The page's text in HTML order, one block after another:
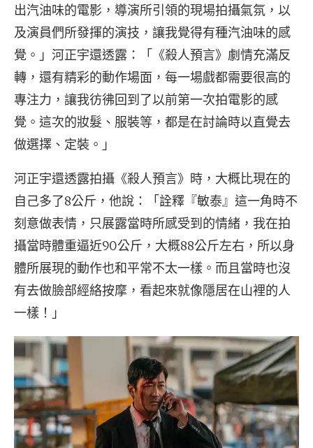
出汽油味的電影，導演所引領的現場拍攝氣氛，以
及演員們所發揮的演技，讓我覺得有種汽油味的感
覺。」河正宇還透露：「《殺人預言》劇情充滿反
轉，還有精彩的動作場面，每一場戲都需要很高的
專注力，讓我彷彿回到了以前第一次拍電影的感
覺。這次的妝髮、服裝等，都是在討論時以直覺去
做選擇、定裝。」
河正宇還透露拍攝《殺人預言》時，大概比現在的
自己多了8公斤，他說：「詮釋『敏泰』這一角時不
刻意做表情，只展露當時所感受到的情緒，我在拍
攝當時體重逼近90公斤，大概88公斤左右，所以身
體所展現的動作也和平常不太一樣。而且當時也沒
有去做臉部經絡按摩，看起來就像隱居在山裡的人
一樣！」